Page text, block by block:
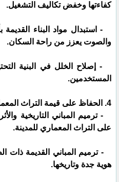
كفاءتها وخفض تكاليف التشغيل.
- استبدال مواد البناء القديمة
والصوت يعزز من راحة السكان.
- إصلاح الخلل في البنية
المستخدمين.
4. الحفاظ على قيمة التراث المعماري:
- ترميم المباني التاريخية
على التراث المعماري للمدينة.
- ترميم المباني القديمة ذات
هوية جدة وتاريخها.